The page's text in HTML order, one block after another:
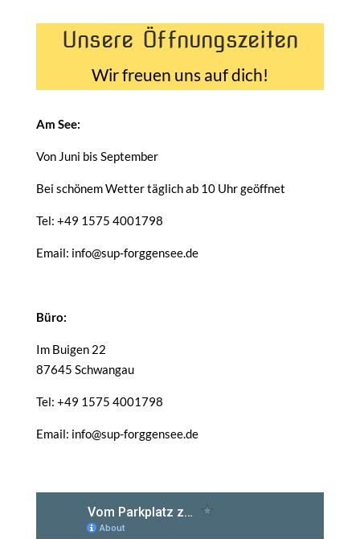
Unsere Öffnungszeiten
Wir freuen uns auf dich!
Am See:
Von Juni bis September
Bei schönem Wetter täglich ab 10 Uhr geöffnet
Tel: +49 1575 4001798
Email: info@sup-forggensee.de
Büro:
Im Buigen 22
87645 Schwangau
Tel: +49 1575 4001798
Email: info@sup-forggensee.de